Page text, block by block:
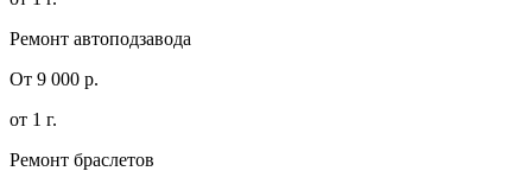
Ремонт автоподзавода
От 9 000 р.
от 1 г.
Ремонт браслетов